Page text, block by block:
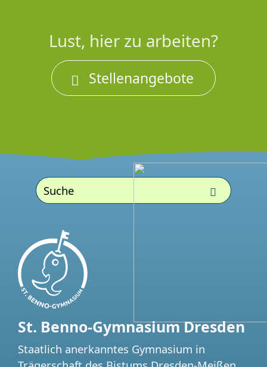
Lust, hier zu arbeiten?
Stellenangebote
St. Benno-Gymnasium Dresden
Staatlich anerkanntes Gymnasium in